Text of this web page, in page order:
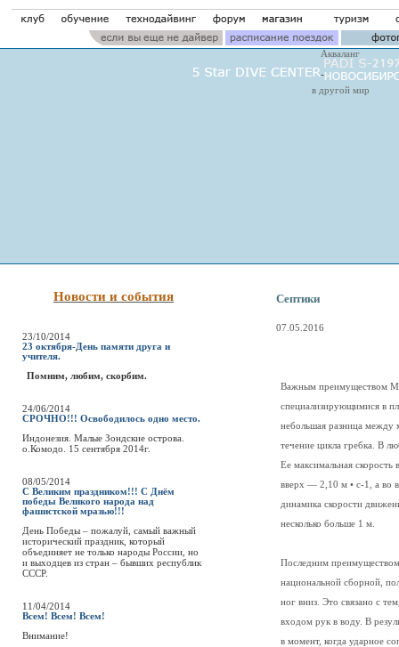
Акваланг
в другой мир
Новости и события
23/10/2014
23 октября-День памяти друга и
учителя.
Помним, любим, скорбим.
24/06/2014
СРОЧНО!!! Освободилось одно место.
Индонезия. Малые Зондские острова.
о.Комодо. 15 сентября 2014г.
08/05/2014
С Великим праздником!!! С Днём
победы Великого народа над
фашистской мразью!!!
День Победы – пожалуй, самый важный
исторический праздник, который
объединяет не только народы России, но
и выходцев из стран – бывших республик
СССР.
11/04/2014
Всем! Всем! Всем!
Внимание!
Септики
07.05.2016
Важным преимуществом
специализирующимися в
небольшая разница между
течение цикла гребка. В
Ее максимальная
вверх — 2,10 м • с-1, а во
динамика скорости
несколько больше 1 м.
Последним
национальной сборной,
ног вниз. Это связано с
входом рук в воду. В
в момент, когда ударное